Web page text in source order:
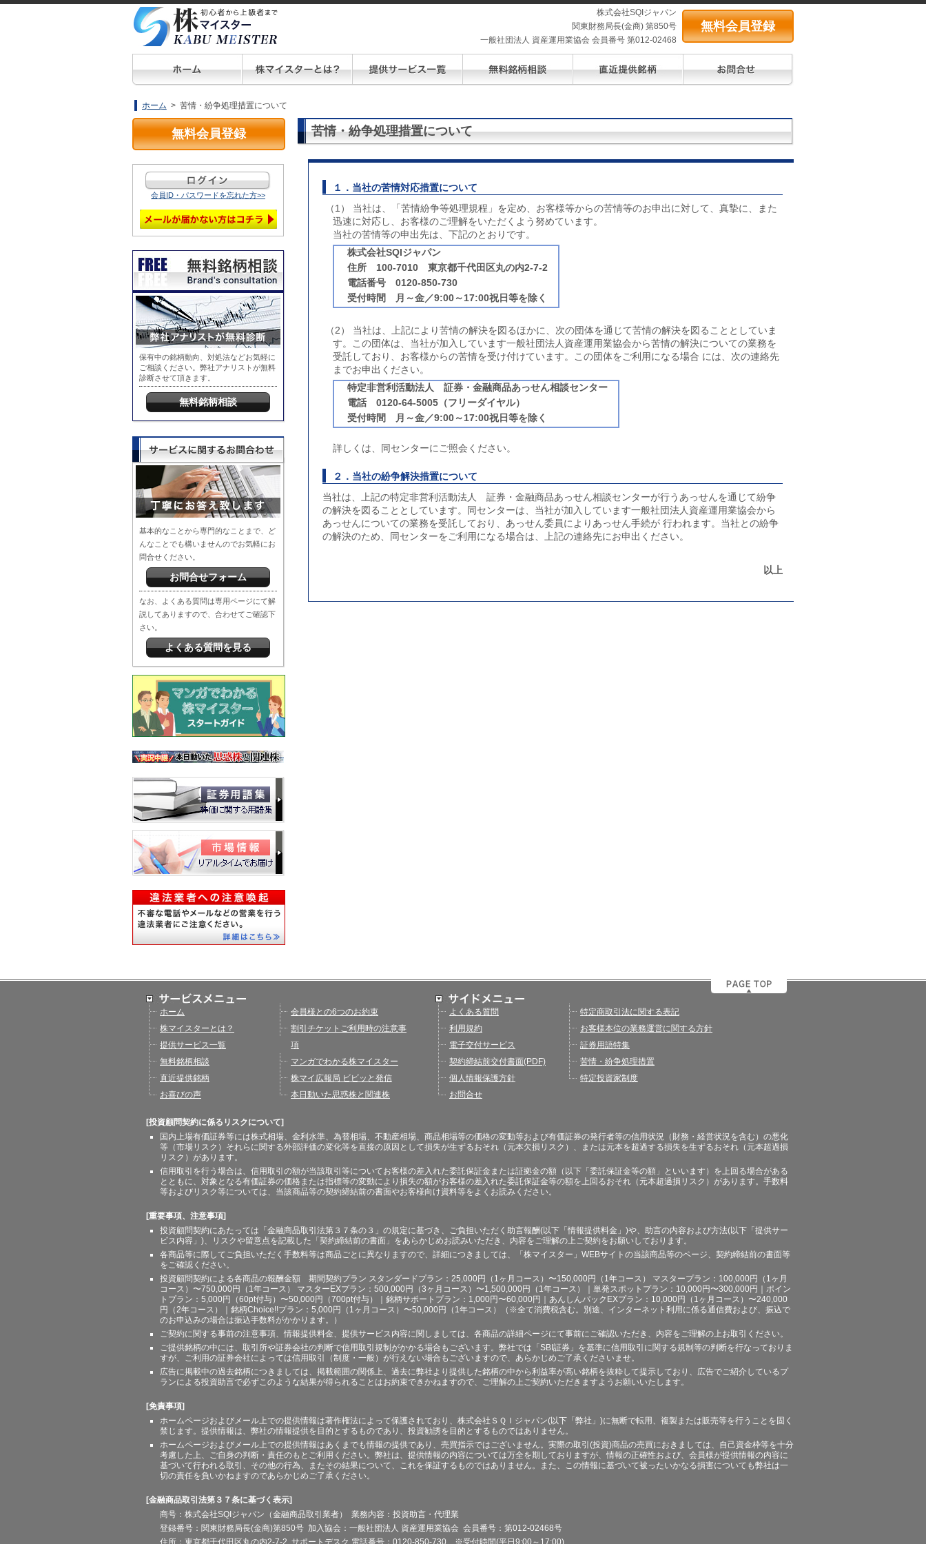
株式会社SQIジャパン
関東財務局長(金商) 第850号
一般社団法人 資産運用業協会 会員番号 第012-02468
無料会員登録
ホーム > 苦情・紛争処理措置について
無料会員登録
会員ID・パスワードを忘れた方>>
保有中の銘柄動向、対処法などお気軽に
ご相談ください。弊社アナリストが無料
診断させて頂きます。
無料銘柄相談
基本的なことから専門的なことまで、ど
んなことでも構いませんのでお気軽にお
問合せください。
お問合せフォーム
なお、よくある質問は専用ページにて解
説してありますので、合わせてご確認下
さい。
よくある質問を見る
苦情・紛争処理措置について
１．当社の苦情対応措置について
（1） 当社は、「苦情紛争等処理規程」を定め、お客様等からの苦情等のお申出に対して、真摯に、また
迅速に対応し、お客様のご理解をいただくよう努めています。
当社の苦情等の申出先は、下記のとおりです。
株式会社SQIジャパン
住所 100-7010 東京都千代田区丸の内2-7-2
電話番号 0120-850-730
受付時間 月～金／9:00～17:00祝日等を除く
（2） 当社は、上記により苦情の解決を図るほかに、次の団体を通じて苦情の解決を図ることとしていま
す。この団体は、当社が加入しています一般社団法人資産運用業協会から苦情の解決についての業務を
受託しており、お客様からの苦情を受け付けています。この団体をご利用になる場合 には、次の連絡先
までお申出ください。
特定非営利活動法人 証券・金融商品あっせん相談センター
電話 0120-64-5005（フリーダイヤル）
受付時間 月～金／9:00～17:00祝日等を除く
詳しくは、同センターにご照会ください。
２．当社の紛争解決措置について
当社は、上記の特定非営利活動法人 証券・金融商品あっせん相談センターが行うあっせんを通じて紛争
の解決を図ることとしています。同センターは、当社が加入しています一般社団法人資産運用業協会から
あっせんについての業務を受託しており、あっせん委員によりあっせん手続が 行われます。当社との紛争
の解決のため、同センターをご利用になる場合は、上記の連絡先にお申出ください。
以上
ホーム
株マイスターとは？
提供サービス一覧
無料銘柄相談
直近提供銘柄
お喜びの声
会員様との6つのお約束
割引チケットご利用時の注意事
項
マンガでわかる株マイスター
株マイ広報局 ビビッと発信
本日動いた思惑株と関連株
よくある質問
利用規約
電子交付サービス
契約締結前交付書面(PDF)
個人情報保護方針
お問合せ
特定商取引法に関する表記
お客様本位の業務運営に関する方針
証券用語特集
苦情・紛争処理措置
特定投資家制度
[投資顧問契約に係るリスクについて]
国内上場有価証券等には株式相場、金利水準、為替相場、不動産相場、商品相場等の価格の変動等および有価証券の発行者等の信用状況（財務・経営状況を含む）の悪化
等（市場リスク）それらに関する外部評価の変化等を直接の原因として損失が生ずるおそれ（元本欠損リスク）、または元本を超過する損失を生ずるおそれ（元本超過損
リスク）があります。
信用取引を行う場合は、信用取引の額が当該取引等についてお客様の差入れた委託保証金または証拠金の額（以下「委託保証金等の額」といいます）を上回る場合がある
とともに、対象となる有価証券の価格または指標等の変動により損失の額がお客様の差入れた委託保証金等の額を上回るおそれ（元本超過損リスク）があります。手数料
等およびリスク等については、当該商品等の契約締結前の書面やお客様向け資料等をよくお読みください。
[重要事項、注意事項]
投資顧問契約にあたっては「金融商品取引法第３７条の３」の規定に基づき、ご負担いただく助言報酬(以下「情報提供料金」)や、助言の内容および方法(以下「提供サー
ビス内容」)、リスクや留意点を記載した「契約締結前の書面」をあらかじめお読みいただき、内容をご理解の上ご契約をお願いしております。
各商品等に際してご負担いただく手数料等は商品ごとに異なりますので、詳細につきましては、「株マイスター」WEBサイトの当該商品等のページ、契約締結前の書面等
をご確認ください。
投資顧問契約による各商品の報酬金額 期間契約プラン スタンダードプラン：25,000円（1ヶ月コース）〜150,000円（1年コース） マスタープラン：100,000円（1ヶ月
コース）〜750,000円（1年コース） マスターEXプラン：500,000円（3ヶ月コース）〜1,500,000円（1年コース）｜単発スポットプラン：10,000円〜300,000円｜ポイン
トプラン：5,000円（60pt付与）〜50,000円（700pt付与）｜銘柄サポートプラン：1,000円〜60,000円｜あんしんパックEXプラン：10,000円（1ヶ月コース）〜240,000
円（2年コース）｜銘柄Choice!!プラン：5,000円（1ヶ月コース）〜50,000円（1年コース）（※全て消費税含む。別途、インターネット利用に係る通信費および、振込で
のお申込みの場合は振込手数料がかかります。）
ご契約に関する事前の注意事項、情報提供料金、提供サービス内容に関しましては、各商品の詳細ページにて事前にご確認いただき、内容をご理解の上お取引ください。
ご提供銘柄の中には、取引所や証券会社の判断で信用取引規制がかかる場合もございます。弊社では「SBI証券」を基準に信用取引に関する規制等の判断を行なっておりま
すが、ご利用の証券会社によっては信用取引（制度・一般）が行えない場合もございますので、あらかじめご了承くださいませ。
広告に掲載中の過去銘柄につきましては、掲載範囲の関係上、過去に弊社より提供した銘柄の中から利益率が高い銘柄を抜粋して提示しており、広告でご紹介しているプ
ランによる投資助言で必ずこのような結果が得られることはお約束できかねますので、ご理解の上ご契約いただきますようお願いいたします。
[免責事項]
ホームページおよびメール上での提供情報は著作権法によって保護されており、株式会社ＳＱＩジャパン(以下「弊社」)に無断で転用、複製または販売等を行うことを固く
禁じます。提供情報は、弊社の情報提供を目的とするものであり、投資勧誘を目的とするものではありません。
ホームページおよびメール上での提供情報はあくまでも情報の提供であり、売買指示ではございません。実際の取引(投資)商品の売買におきましては、自己資金枠等を十分
考慮した上、ご自身の判断・責任のもとご利用ください。弊社は、提供情報の内容については万全を期しておりますが、情報の正確性および、会員様が提供情報の内容に
基づいて行われる取引、その他の行為、またその結果について、これを保証するものではありません。また、この情報に基づいて被ったいかなる損害についても弊社は一
切の責任を負いかねますのであらかじめご了承ください。
[金融商品取引法第３７条に基づく表示]
商号：株式会社SQIジャパン（金融商品取引業者） 業務内容：投資助言・代理業
登録番号：関東財務局長(金商)第850号 加入協会：一般社団法人 資産運用業協会 会員番号：第012-02468号
住所：東京都千代田区丸の内2-7-2 サポートデスク 電話番号：0120-850-730 ※受付時間(平日9:00～17:00)